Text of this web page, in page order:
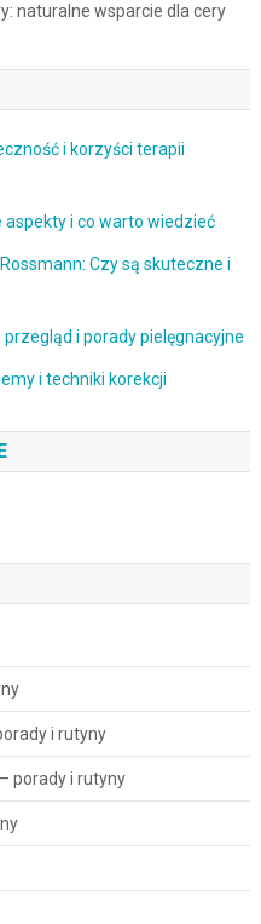
naturalne wsparcie dla cery
i korzyści terapii
aspekty i co warto wiedzieć
Czy są skuteczne i
i porady pielęgnacyjne
i techniki korekcji
i rutyny
porady i rutyny